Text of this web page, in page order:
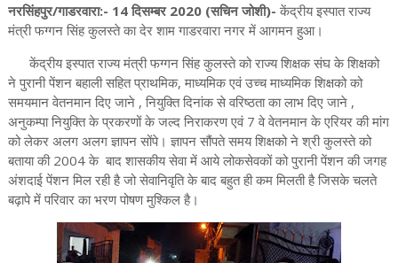
नरसिंहपुर/गाडरवारा:- 14 दिसम्बर 2020 (सचिन जोशी)- केंद्रीय इस्पात राज्य
मंत्री फग्गन सिंह कुलस्ते का देर शाम गाडरवारा नगर में आगमन हुआ।
केंद्रीय इस्पात राज्य मंत्री फग्गन सिंह कुलस्ते को राज्य शिक्षक संघ के शिक्षको
ने पुरानी पेंशन बहाली सहित प्राथमिक, माध्यमिक एवं उच्च माध्यमिक शिक्षको को
समयमान वेतनमान दिए जाने , नियुक्ति दिनांक से वरिष्ठता का लाभ दिए जाने ,
अनुकम्पा नियुक्ति के प्रकरणों के जल्द निराकरण एवं 7 वे वेतनमान के एरियर की मांग
को लेकर अलग अलग ज्ञापन सोंपे। ज्ञापन सौंपते समय शिक्षको ने श्री कुलस्ते को
बताया की 2004 के बाद शासकीय सेवा में आये लोकसेवकों को पुरानी पेंशन की जगह
अंशदाई पेंशन मिल रही है जो सेवानिवृति के बाद बहुत ही कम मिलती है जिसके चलते
बढ़ापे में परिवार का भरण पोषण मुश्किल है।